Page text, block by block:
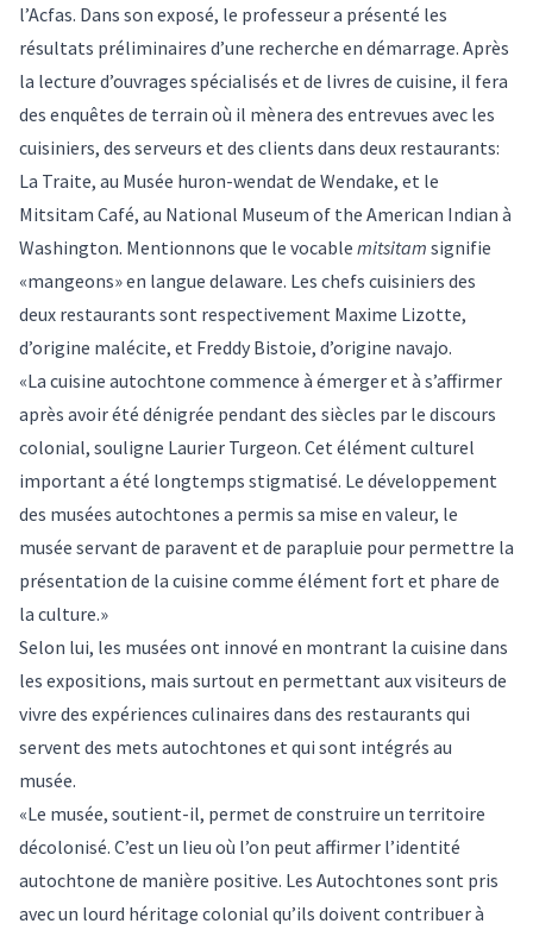
l’Acfas. Dans son exposé, le professeur a présenté les
résultats préliminaires d’une recherche en démarrage. Après
la lecture d’ouvrages spécialisés et de livres de cuisine, il fera
des enquêtes de terrain où il mènera des entrevues avec les
cuisiniers, des serveurs et des clients dans deux restaurants:
La Traite, au Musée huron-wendat de Wendake, et le
Mitsitam Café, au National Museum of the American Indian à
Washington. Mentionnons que le vocable mitsitam signifie
«mangeons» en langue delaware. Les chefs cuisiniers des
deux restaurants sont respectivement Maxime Lizotte,
d’origine malécite, et Freddy Bistoie, d’origine navajo.
«La cuisine autochtone commence à émerger et à s’affirmer
après avoir été dénigrée pendant des siècles par le discours
colonial, souligne Laurier Turgeon. Cet élément culturel
important a été longtemps stigmatisé. Le développement
des musées autochtones a permis sa mise en valeur, le
musée servant de paravent et de parapluie pour permettre la
présentation de la cuisine comme élément fort et phare de
la culture.»
Selon lui, les musées ont innové en montrant la cuisine dans
les expositions, mais surtout en permettant aux visiteurs de
vivre des expériences culinaires dans des restaurants qui
servent des mets autochtones et qui sont intégrés au
musée.
«Le musée, soutient-il, permet de construire un territoire
décolonisé. C’est un lieu où l’on peut affirmer l’identité
autochtone de manière positive. Les Autochtones sont pris
avec un lourd héritage colonial qu’ils doivent contribuer à